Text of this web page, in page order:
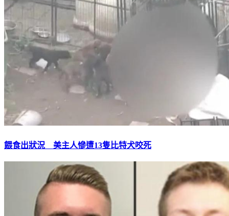
餵食出狀況 美主人慘遭13隻比特犬咬死